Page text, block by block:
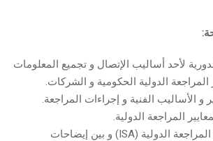
لأحد أساليب الإتصال و تجميع المعلومات
الدولية الحكومية و الشركات.
و الأساليب الفنية و إجراءات المراجعة.
المراجعة الدولية.
الفرق بين معايير المراجعة الدولية (ISA) و بين إيضاحات